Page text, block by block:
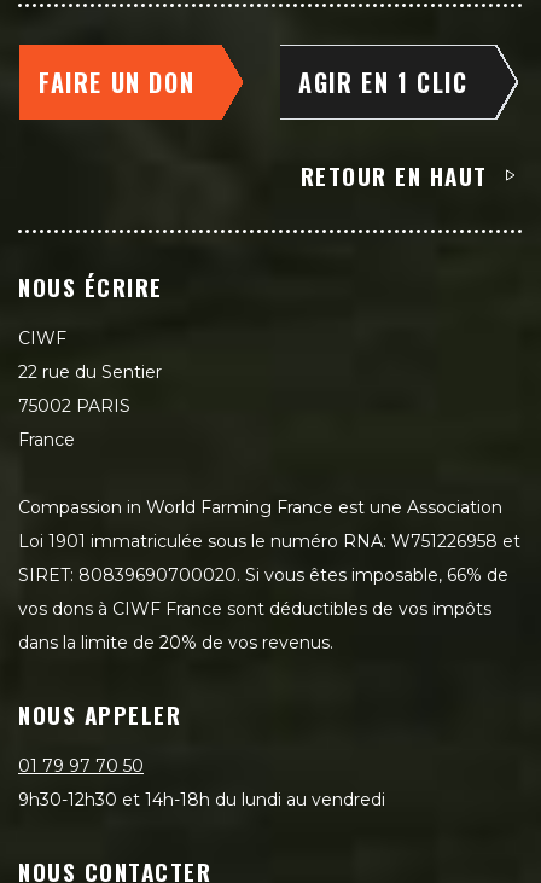
FAIRE UN DON AGIR EN 1 CLIC
RETOUR EN HAUT
NOUS ÉCRIRE
CIWF
22 rue du Sentier
75002 PARIS
France
Compassion in World Farming France est une Association
Loi 1901 immatriculée sous le numéro RNA: W751226958 et
SIRET: 80839690700020. Si vous êtes imposable, 66% de
vos dons à CIWF France sont déductibles de vos impôts
dans la limite de 20% de vos revenus.
NOUS APPELER
01 79 97 70 50
9h30-12h30 et 14h-18h du lundi au vendredi
NOUS CONTACTER